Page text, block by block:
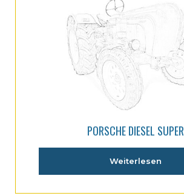
PORSCHE DIESEL SUPER
Weiterlesen